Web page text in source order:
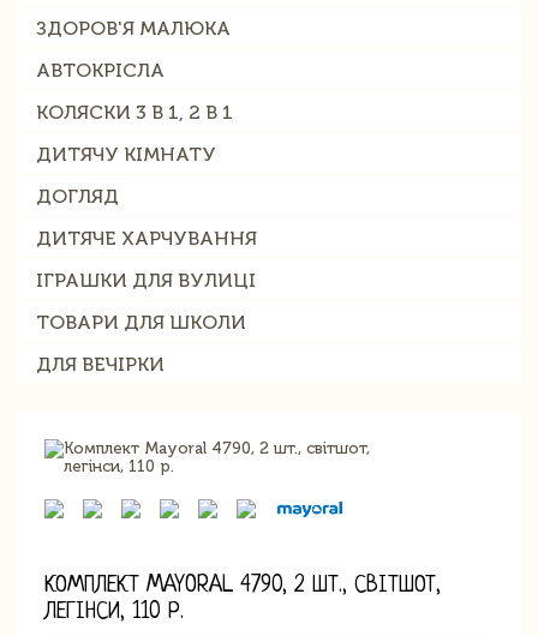
ЗДОРОВ'Я МАЛЮКА
АВТОКРІСЛА
КОЛЯСКИ 3 В 1, 2 В 1
ДИТЯЧУ КІМНАТУ
ДОГЛЯД
ДИТЯЧЕ ХАРЧУВАННЯ
ІГРАШКИ ДЛЯ ВУЛИЦІ
ТОВАРИ ДЛЯ ШКОЛИ
ДЛЯ ВЕЧІРКИ
КОМПЛЕКТ MAYORAL 4790, 2 ШТ., СВІТШОТ,
ЛЕГІНСИ, 110 Р.